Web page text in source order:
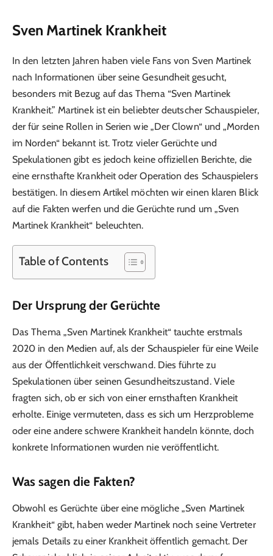
Sven Martinek Krankheit
In den letzten Jahren haben viele Fans von Sven Martinek
nach Informationen über seine Gesundheit gesucht,
besonders mit Bezug auf das Thema “Sven Martinek
Krankheit.” Martinek ist ein beliebter deutscher Schauspieler,
der für seine Rollen in Serien wie „Der Clown“ und „Morden
im Norden“ bekannt ist. Trotz vieler Gerüchte und
Spekulationen gibt es jedoch keine offiziellen Berichte, die
eine ernsthafte Krankheit oder Operation des Schauspielers
bestätigen. In diesem Artikel möchten wir einen klaren Blick
auf die Fakten werfen und die Gerüchte rund um „Sven
Martinek Krankheit“ beleuchten.
Table of Contents
Der Ursprung der Gerüchte
Das Thema „Sven Martinek Krankheit“ tauchte erstmals
2020 in den Medien auf, als der Schauspieler für eine Weile
aus der Öffentlichkeit verschwand. Dies führte zu
Spekulationen über seinen Gesundheitszustand. Viele
fragten sich, ob er sich von einer ernsthaften Krankheit
erholte. Einige vermuteten, dass es sich um Herzprobleme
oder eine andere schwere Krankheit handeln könnte, doch
konkrete Informationen wurden nie veröffentlicht.
Was sagen die Fakten?
Obwohl es Gerüchte über eine mögliche „Sven Martinek
Krankheit“ gibt, haben weder Martinek noch seine Vertreter
jemals Details zu einer Krankheit öffentlich gemacht. Der